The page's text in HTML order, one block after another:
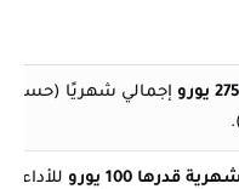
إجمالي شهريًا (حسب
قدرها 100 يورو للأداء